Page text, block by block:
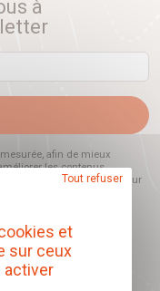
à
afin de mieux
les contenus
et reste sans incidence sur
et
sur ceux
activer
Tout refuser